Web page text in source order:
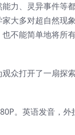
力、灵异事件等
大多对超自然现
不能简单地将所
众打开了一扇探
。英语发音，